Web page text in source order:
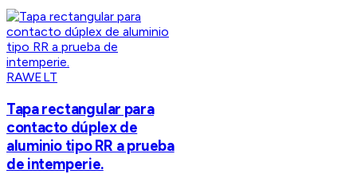
RAWELT
Tapa rectangular para
contacto dúplex de
aluminio tipo RR a prueba
de intemperie.